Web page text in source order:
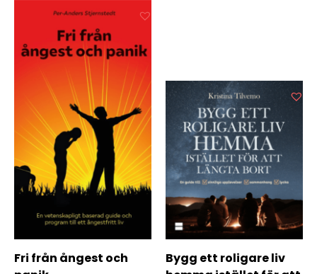
Fri från ångest och
Bygg ett roligare liv